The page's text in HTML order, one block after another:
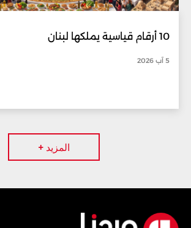
10 أرقام قياسية يملكها لبنان
5 آب 2026
المزيد +